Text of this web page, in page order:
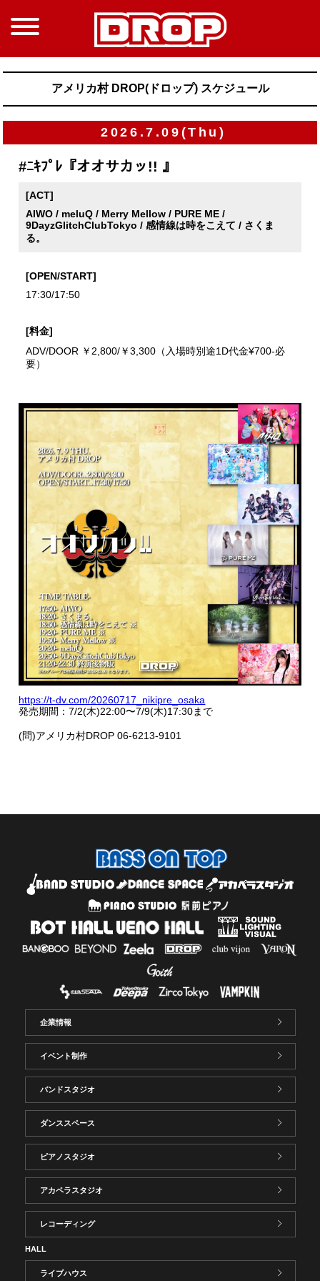
アメリカ村 DROP(ドロップ) スケジュール
2026.7.09(Thu)
#ﾆｷﾌﾟﾚ『オオサカッ!! 』
[ACT]
AIWO / meluQ / Merry Mellow / PURE ME /
9DayzGlitchClubTokyo / 感情線は時をこえて / さくま
る。
[OPEN/START]
17:30/17:50
[料金]
ADV/DOOR ￥2,800/￥3,300（入場時別途1D代金¥700-必
要）
https://t-dv.com/20260717_nikipre_osaka
発売期間：7/2(木)22:00〜7/9(木)17:30まで
(問)アメリカ村DROP 06-6213-9101
企業情報
イベント制作
バンドスタジオ
ダンススペース
ピアノスタジオ
アカペラスタジオ
レコーディング
HALL
ライブハウス